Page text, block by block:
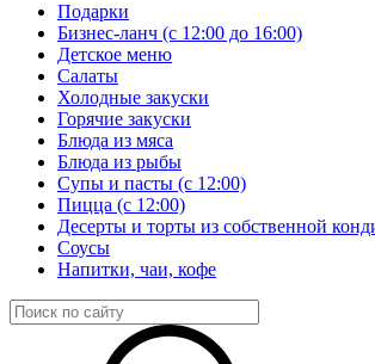
Подарки
Бизнес-ланч (с 12:00 до 16:00)
Детское меню
Салаты
Холодные закуски
Горячие закуски
Блюда из мяса
Блюда из рыбы
Супы и пасты (с 12:00)
Пицца (с 12:00)
Десерты и торты из собственной
Соусы
Напитки, чаи, кофе